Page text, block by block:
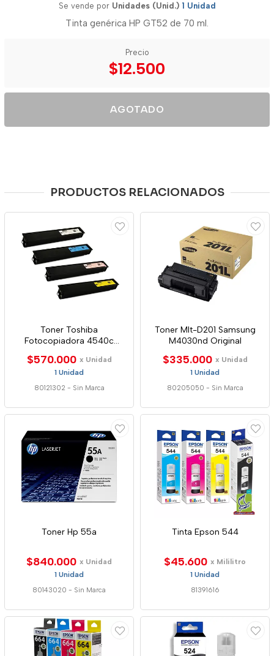
Se vende por Unidades (Unid.) 1 Unidad
Tinta genérica HP GT52 de 70 ml.
Precio
$12.500
AGOTADO
PRODUCTOS RELACIONADOS
Toner Toshiba
Fotocopiadora 4540c
$570.000 x Unidad
1 Unidad
80121302 - Sin Marca
Toner Mlt-D201 Samsung
M4030nd Original
$335.000 x Unidad
1 Unidad
80205050 - Sin Marca
Toner Hp 55a
$840.000 x Unidad
1 Unidad
80143020 - Sin Marca
Tinta Epson 544
$45.600 x Mililitro
1 Unidad
81391616